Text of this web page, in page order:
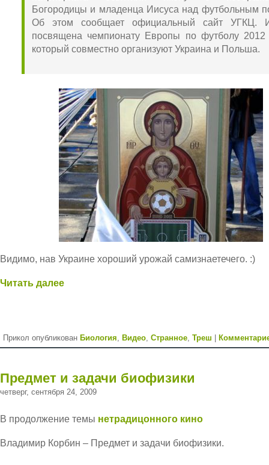
Богородицы и младенца Иисуса над футбольным
Об этом сообщает официальный сайт УГКЦ.
посвящена чемпионату Европы по футболу 2012
который совместно организуют Украина и Польша.
Видимо, нав Украине хороший урожай самизнаетечего. :)
Читать далее
Прикол опубликован Биология, Видео, Странное, Треш
Предмет и задачи биофизики
четверг, сентября 24, 2009
В продолжение темы нетрадицонного кино
Владимир Корбин – Предмет и задачи биофизики.